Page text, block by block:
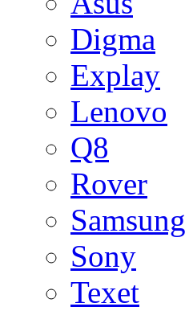
Digma
Explay
Lenovo
Q8
Rover
Samsung
Sony
Texet